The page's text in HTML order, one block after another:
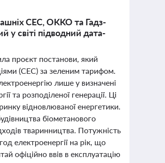
СЕС, OKKO та Гадз-
у світі підводний дата-
проєкт постанови, який
(СЕС) за зеленим тарифом.
лише у визначені
та розподіленої генерації. Ці
відновлюваної енергетики.
біометанового
тваринництва. Потужність
електроенергії на рік, що
офіційно ввів в експлуатацію